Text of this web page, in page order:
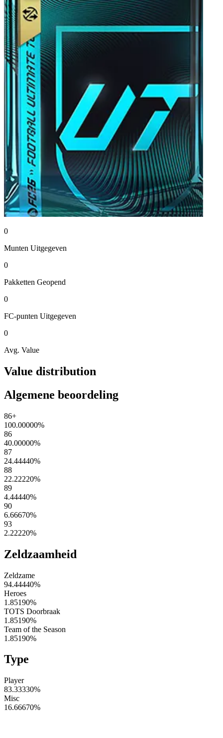
0
Munten Uitgegeven
0
Pakketten Geopend
0
FC-punten Uitgegeven
0
Avg. Value
Value distribution
Algemene beoordeling
86+
100.00000%
86
40.00000%
87
24.44440%
88
22.22220%
89
4.44440%
90
6.66670%
93
2.22220%
Zeldzaamheid
Zeldzame
94.44440%
Heroes
1.85190%
TOTS Doorbraak
1.85190%
Team of the Season
1.85190%
Type
Player
83.33330%
Misc
16.66670%